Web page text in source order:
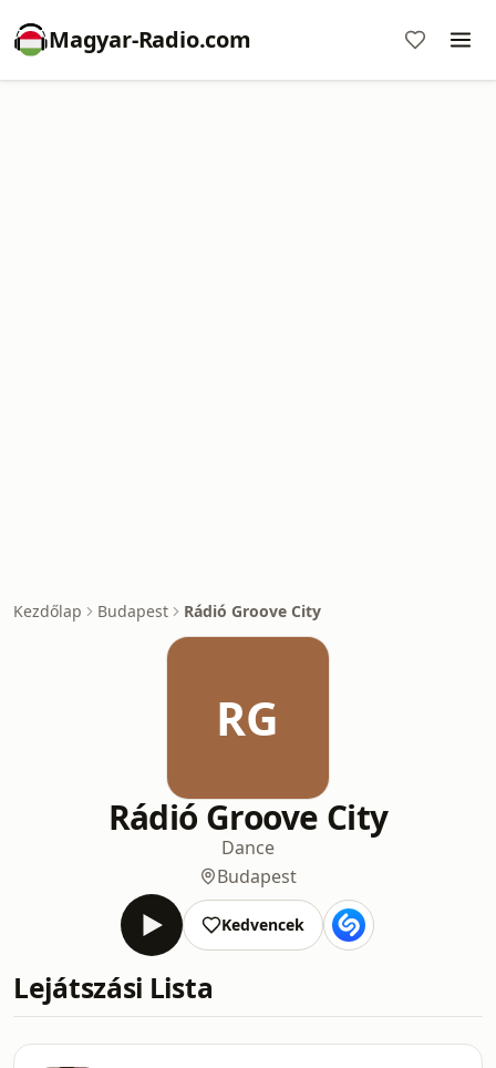
Magyar-Radio.com
Kezdőlap Budapest Rádió Groove City
RG
Rádió Groove City
Dance
Budapest
Kedvencek
Lejátszási Lista